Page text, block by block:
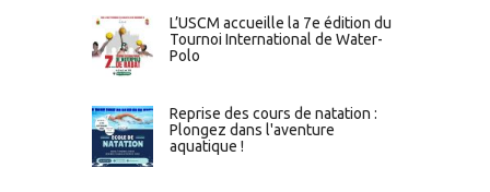
L’USCM accueille la 7e édition du
Tournoi International de Water-
Polo
Reprise des cours de natation :
Plongez dans l'aventure
aquatique !